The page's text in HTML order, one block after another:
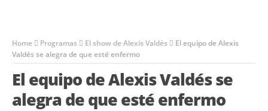
Home Programas El show de Alexis Valdés
El equipo de Alexis
Valdés se alegra de que esté enfermo
El equipo de Alexis Valdés se
alegra de que esté enfermo